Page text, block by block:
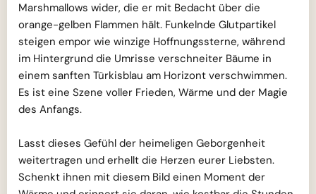
Marshmallows wider, die er mit Bedacht über die
orange-gelben Flammen hält. Funkelnde Glutpartikel
steigen empor wie winzige Hoffnungssterne, während
im Hintergrund die Umrisse verschneiter Bäume in
einem sanften Türkisblau am Horizont verschwimmen.
Es ist eine Szene voller Frieden, Wärme und der Magie
des Anfangs.
Lasst dieses Gefühl der heimeligen Geborgenheit
weitertragen und erhellt die Herzen eurer Liebsten.
Schenkt ihnen mit diesem Bild einen Moment der